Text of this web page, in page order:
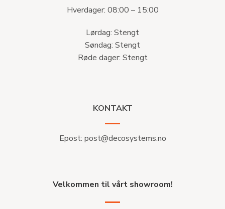
Hverdager: 08:00 – 15:00
Lørdag: Stengt
Søndag: Stengt
Røde dager: Stengt
KONTAKT
Epost: post@decosystems.no
Velkommen til vårt showroom!